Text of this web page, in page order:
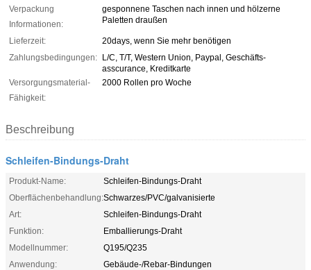
Verpackung
Informationen:
gesponnene Taschen nach innen und hölzerne
Paletten draußen
Lieferzeit:
20days, wenn Sie mehr benötigen
Zahlungsbedingungen: L/C, T/T, Western Union, Paypal, Geschäfts-
asscurance, Kreditkarte
Versorgungsmaterial-
Fähigkeit:
2000 Rollen pro Woche
Beschreibung
Schleifen-Bindungs-Draht
Produkt-Name:
Schleifen-Bindungs-Draht
Oberflächenbehandlung:Schwarzes/PVC/galvanisierte
Art:
Schleifen-Bindungs-Draht
Funktion:
Emballierungs-Draht
Modellnummer:
Q195/Q235
Anwendung:
Gebäude-/Rebar-Bindungen